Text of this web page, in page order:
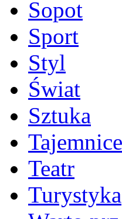
Sopot
Sport
Styl
Świat
Sztuka
Teatr
Turystyka